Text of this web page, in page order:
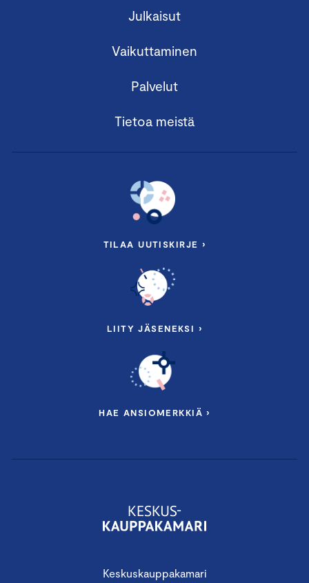
Keskuskauppakamari
Julkaisut
Vaikuttaminen
Palvelut
Tietoa meistä
TILAA UUTISKIRJE ›
LIITY JÄSENEKSI ›
HAE ANSIOMERKKIÄ ›